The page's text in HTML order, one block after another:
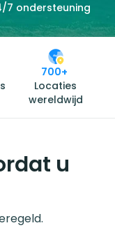
7 ondersteuning
700+
Locaties
wereldwijd
u